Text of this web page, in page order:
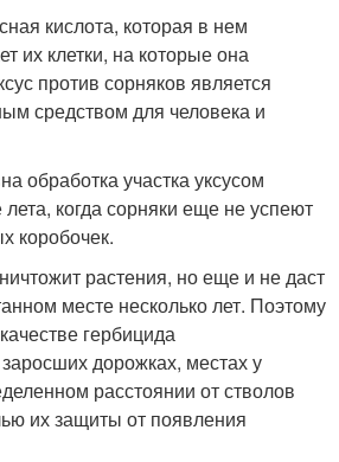
кислота, которая в нем
их клетки, на которые она
против сорняков является
средством для человека и
обработка участка уксусом
когда сорняки еще не успеют
коробочек.
растения, но еще и не даст
месте несколько лет. Поэтому
гербицида
дорожках, местах у
расстоянии от стволов
их защиты от появления